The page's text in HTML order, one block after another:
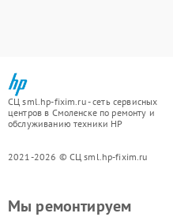
СЦ sml.hp-fixim.ru - сеть сервисных
центров в Смоленске по ремонту и
обслуживанию техники HP
2021-2026 © СЦ sml.hp-fixim.ru
Мы ремонтируем